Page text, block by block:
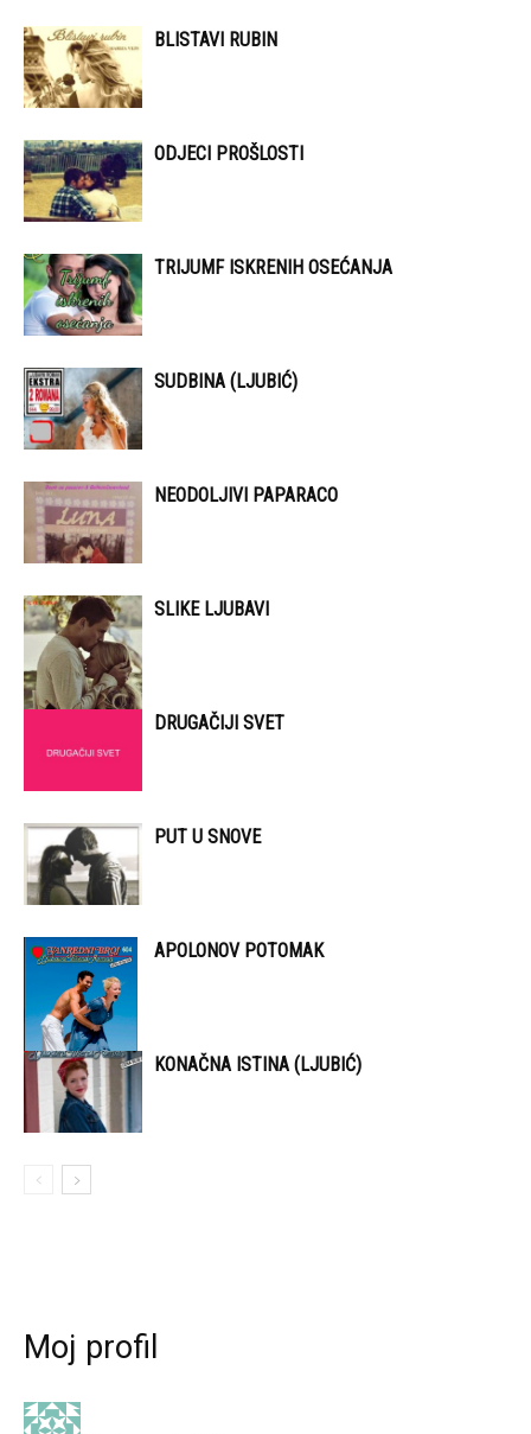
BLISTAVI RUBIN
ODJECI PROŠLOSTI
TRIJUMF ISKRENIH OSEĆANJA
SUDBINA (LJUBIĆ)
NEODOLJIVI PAPARACO
SLIKE LJUBAVI
DRUGAČIJI SVET
PUT U SNOVE
APOLONOV POTOMAK
KONAČNA ISTINA (LJUBIĆ)
Moj profil